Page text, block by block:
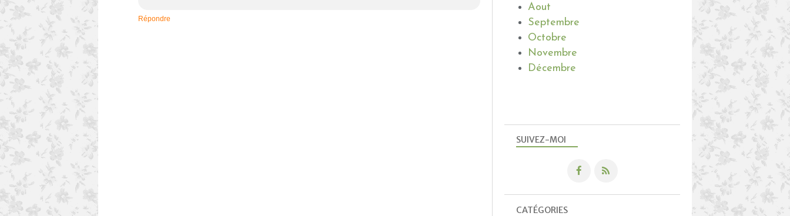
Répondre
SUIVEZ-MOI
CATÉGORIES
Aout
Septembre
Octobre
Novembre
Décembre